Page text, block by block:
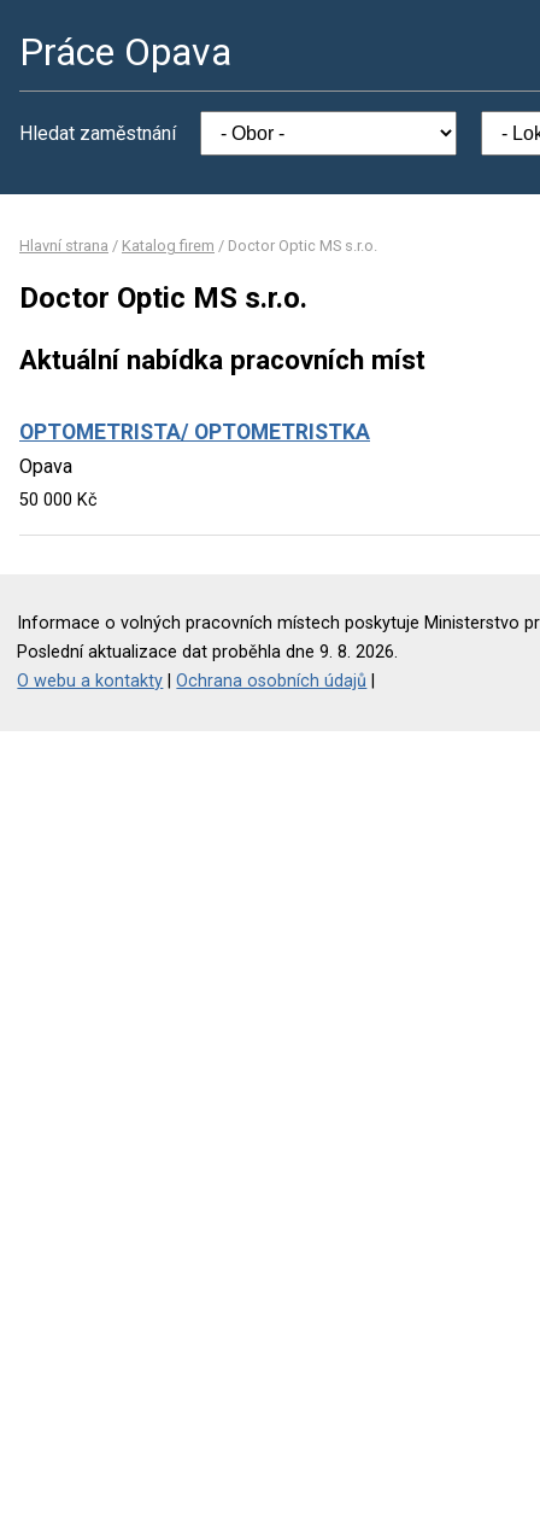
Práce Opava
Hledat zaměstnání
Hlavní strana / Katalog firem / Doctor Optic MS s.r.o.
Doctor Optic MS s.r.o.
Aktuální nabídka pracovních míst
OPTOMETRISTA/ OPTOMETRISTKA
Opava
50 000 Kč
Informace o volných pracovních místech poskytuje Ministerstvo
Poslední aktualizace dat proběhla dne 9. 8. 2026.
O webu a kontakty |Ochrana osobních údajů